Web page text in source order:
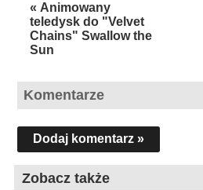
« Animowany
teledysk do "Velvet
Chains" Swallow the
Sun
Komentarze
Dodaj komentarz »
Zobacz także